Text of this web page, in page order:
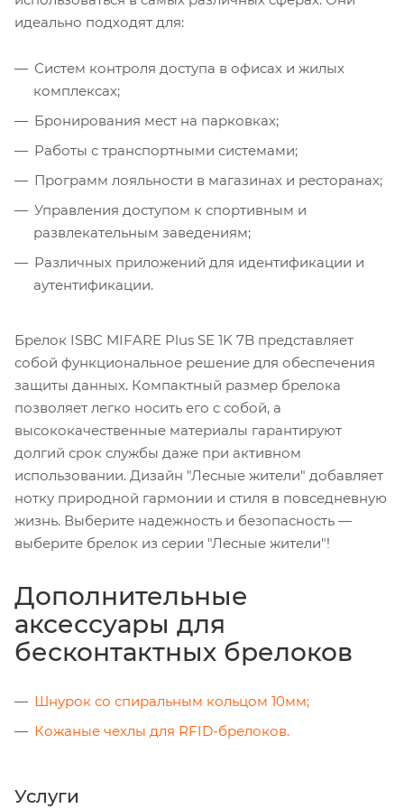
идеально подходят для:
Систем контроля доступа в офисах и жилых
комплексах;
Бронирования мест на парковках;
Работы с транспортными системами;
Программ лояльности в магазинах и ресторанах;
Управления доступом к спортивным и
развлекательным заведениям;
Различных приложений для идентификации и
аутентификации.
Брелок ISBC MIFARE Plus SE 1K 7B представляет
собой функциональное решение для обеспечения
защиты данных. Компактный размер брелока
позволяет легко носить его с собой, а
высококачественные материалы гарантируют
долгий срок службы даже при активном
использовании. Дизайн "Лесные жители" добавляет
нотку природной гармонии и стиля в повседневную
жизнь. Выберите надежность и безопасность —
выберите брелок из серии "Лесные жители"!
Дополнительные
аксессуары для
бесконтактных брелоков
Шнурок со спиральным кольцом 10мм;
Кожаные чехлы для RFID-брелоков.
Услуги